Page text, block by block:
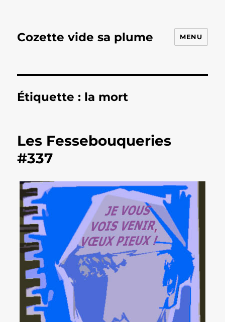
Cozette vide sa plume MENU
Étiquette : la mort
Les Fessebouqueries
#337